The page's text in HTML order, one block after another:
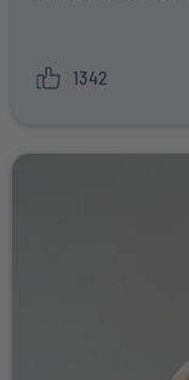
1342